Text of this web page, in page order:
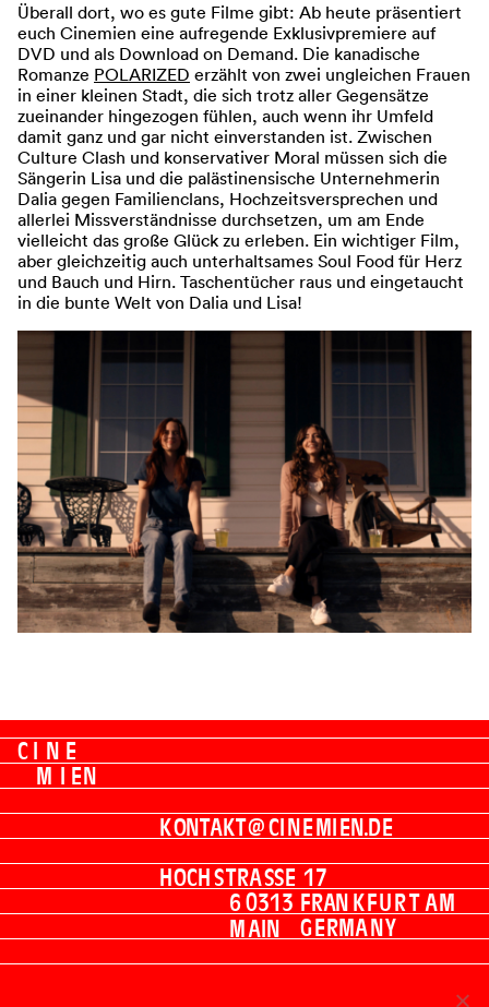
Überall dort, wo es gute Filme gibt: Ab heute präsentiert
euch Cinemien eine aufregende Exklusivpremiere auf
DVD und als Download on Demand. Die kanadische
Romanze POLARIZED erzählt von zwei ungleichen Frauen
in einer kleinen Stadt, die sich trotz aller Gegensätze
zueinander hingezogen fühlen, auch wenn ihr Umfeld
damit ganz und gar nicht einverstanden ist. Zwischen
Culture Clash und konservativer Moral müssen sich die
Sängerin Lisa und die palästinensische Unternehmerin
Dalia gegen Familienclans, Hochzeitsversprechen und
allerlei Missverständnisse durchsetzen, um am Ende
vielleicht das große Glück zu erleben. Ein wichtiger Film,
aber gleichzeitig auch unterhaltsames Soul Food für Herz
und Bauch und Hirn. Taschentücher raus und eingetaucht
in die bunte Welt von Dalia und Lisa!
C I N E
M I EN
KONTAKT@CINEMIEN.DE
HOCHSTRASS E 17
60313 FRAN KFURT AM
MAIN GERMANY